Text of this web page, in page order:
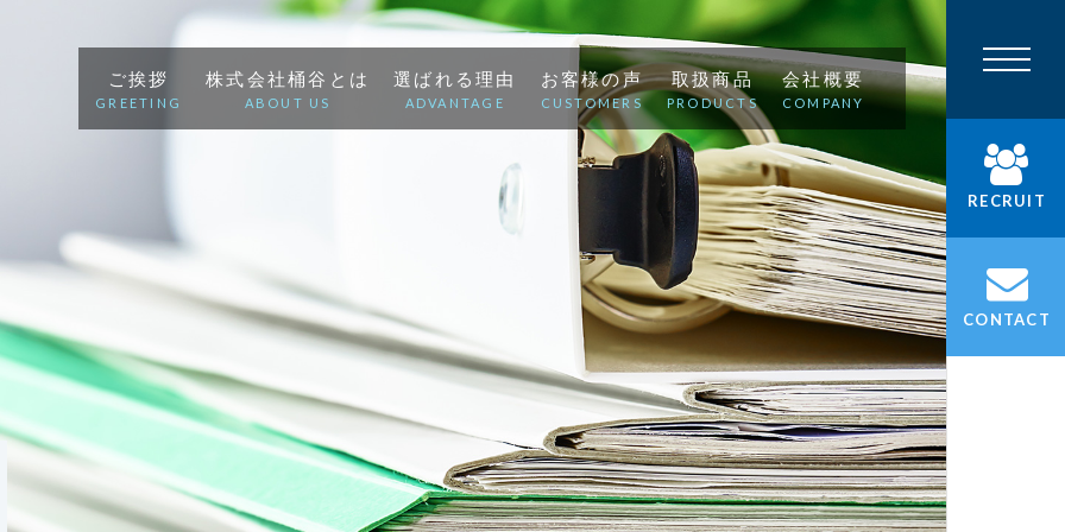
ご挨拶
GREETING
株式会社桶谷とは
ABOUT US
選ばれる理由
ADVANTAGE
お客様の声
CUSTOMERS
取扱商品
PRODUCTS
会社概要
COMPANY
RECRUIT
CONTACT